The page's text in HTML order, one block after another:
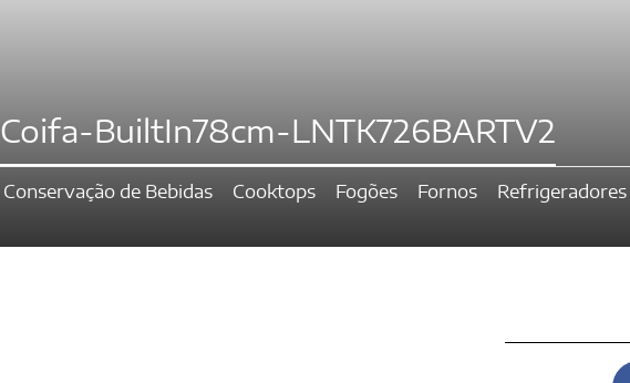
Coifa-BuiltIn78cm-LNTK726BARTV2
Conservação de Bebidas Cooktops Fogões Fornos Refrigeradores